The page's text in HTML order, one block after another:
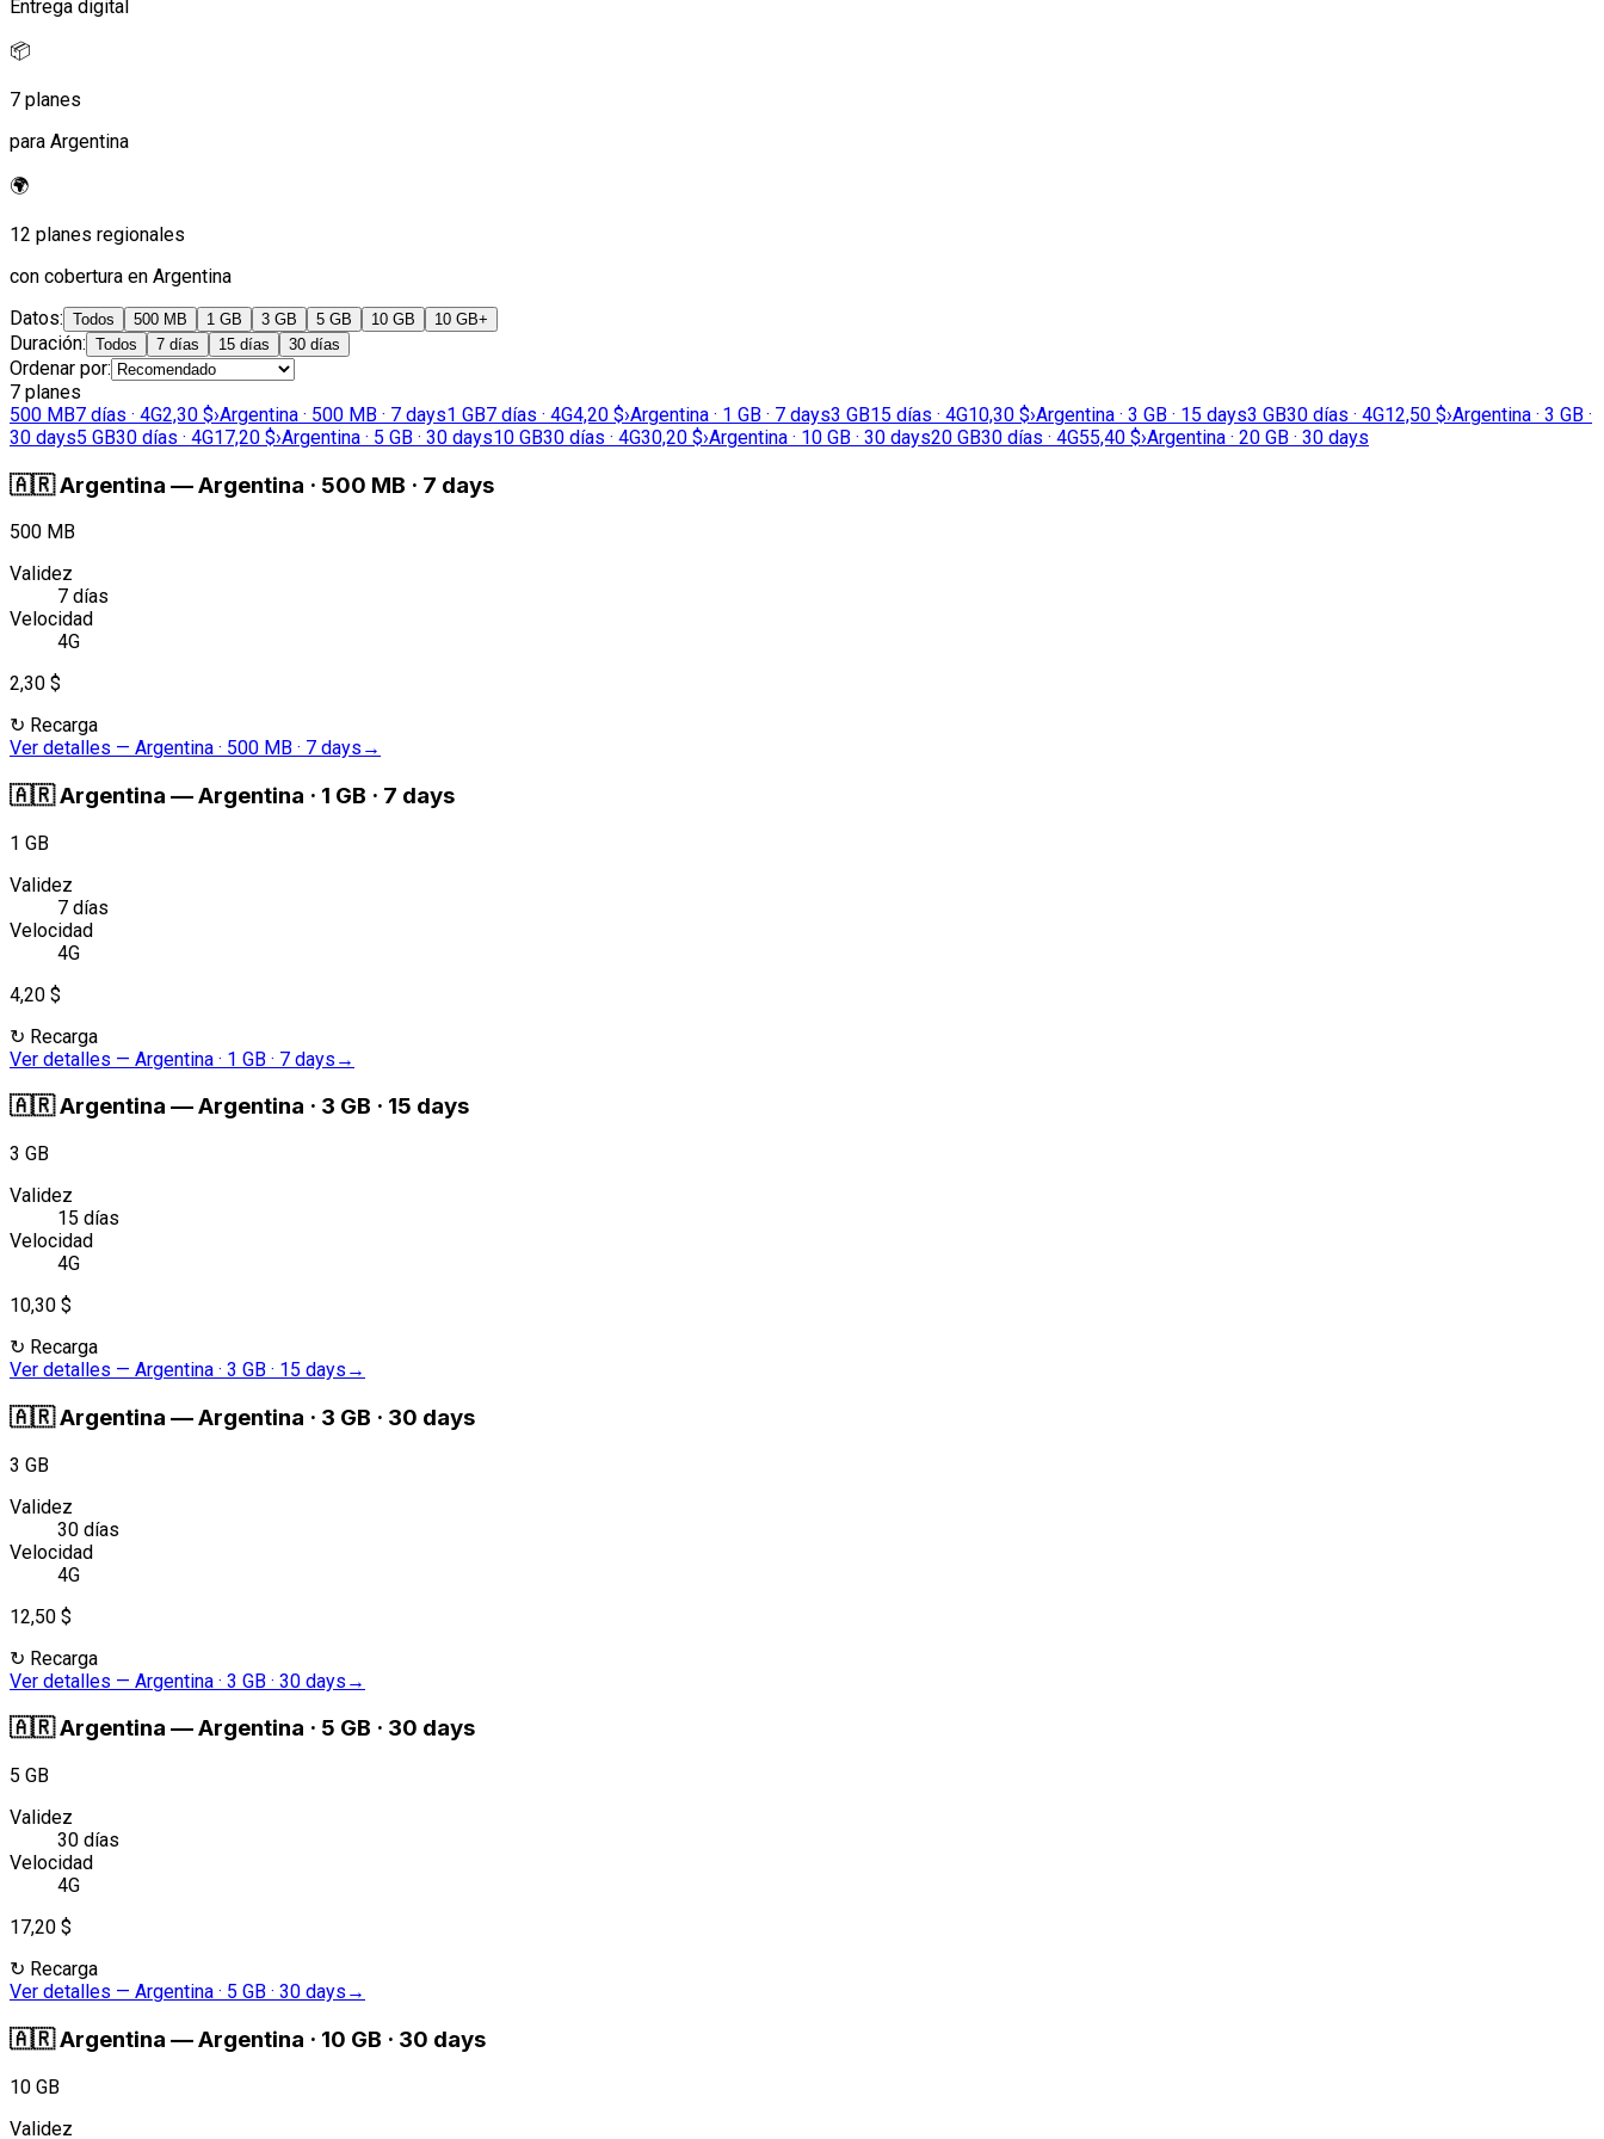
Entrega digital
📦
7 planes
para Argentina
🌍
12 planes regionales
con cobertura en Argentina
Datos: Todos 500 MB 1 GB 3 GB 5 GB 10 GB 10 GB+
Duración: Todos 7 días 15 días 30 días
Ordenar por:
7 planes
500 MB7 días · 4G2,30 $›Argentina · 500 MB · 7 days1 GB7 días · 4G4,20 $›Argentina · 1 GB · 7 days3 GB15 días · 4G10,30 $›Argentina · 3 GB · 15 days3 GB30 días · 4G12,50 $›Argentina · 3 GB ·
30 days5 GB30 días · 4G17,20 $›Argentina · 5 GB · 30 days10 GB30 días · 4G30,20 $›Argentina · 10 GB · 30 days20 GB30 días · 4G55,40 $›Argentina · 20 GB · 30 days
🇦🇷Argentina —Argentina · 500 MB · 7 days
500 MB
Validez
7 días
Velocidad
4G
2,30 $
↻ Recarga
Ver detalles — Argentina · 500 MB · 7 days →
🇦🇷Argentina —Argentina · 1 GB · 7 days
1 GB
Validez
7 días
Velocidad
4G
4,20 $
↻ Recarga
Ver detalles — Argentina · 1 GB · 7 days →
🇦🇷Argentina —Argentina · 3 GB · 15 days
3 GB
Validez
15 días
Velocidad
4G
10,30 $
↻ Recarga
Ver detalles — Argentina · 3 GB · 15 days →
🇦🇷Argentina —Argentina · 3 GB · 30 days
3 GB
Validez
30 días
Velocidad
4G
12,50 $
↻ Recarga
Ver detalles — Argentina · 3 GB · 30 days →
🇦🇷Argentina —Argentina · 5 GB · 30 days
5 GB
Validez
30 días
Velocidad
4G
17,20 $
↻ Recarga
Ver detalles — Argentina · 5 GB · 30 days →
🇦🇷Argentina —Argentina · 10 GB · 30 days
10 GB
Validez